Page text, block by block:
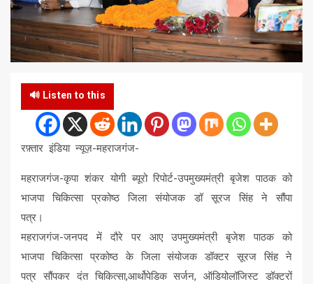
🔊 Listen to this
रफ़्तार इंडिया न्यूज़-महराजगंज-
महराजगंज-कृपा शंकर योगी ब्यूरो रिपोर्ट-उपमुख्यमंत्री बृजेश पाठक को
भाजपा चिकित्सा प्रकोष्ठ जिला संयोजक डॉ सूरज सिंह ने सौंपा
पत्र।
महराजगंज-जनपद में दौरे पर आए उपमुख्यमंत्री बृजेश पाठक को
भाजपा चिकित्सा प्रकोष्ठ के जिला संयोजक डॉक्टर सूरज सिंह ने
पत्र सौंपकर दंत चिकित्सा,आर्थोपेडिक सर्जन, ऑडियोलॉजिस्ट डॉक्टरों